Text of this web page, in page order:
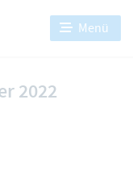
Menü
2022